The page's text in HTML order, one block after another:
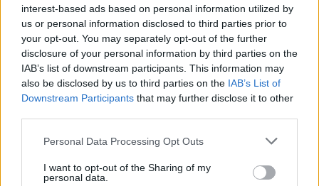
interest-based ads based on personal information utilized by
us or personal information disclosed to third parties prior to
your opt-out. You may separately opt-out of the further
disclosure of your personal information by third parties on the
IAB’s list of downstream participants. This information may
also be disclosed by us to third parties on the IAB’s List of
Downstream Participants that may further disclose it to other
Personal Data Processing Opt Outs
I want to opt-out of the Sharing of my
personal data.
obcím podle původní dohody
5.8.2026 01:29 (ČTK)
Diskuse: 2
Ministr životního prostředí
Igor Červený (Motoristé) chce
peníze, které Severní
energetická ušetřila na
rekultivacích hnědouhelného
lomu ČSA na Mostecku, rozdělit obcím podle původní dohody.
obcím prostřednictvím Státního fondu životního prostředí (SFŽP),
využití peněz a že chce ohledně výše podpory jednat přímo s
obcemi v okolí těžební oblasti. Červeného krok překvapil, postup